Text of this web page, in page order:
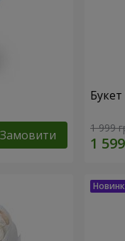
Замовити 1 999